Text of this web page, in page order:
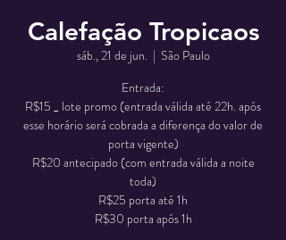
Calefação Tropicaos
sáb., 21 de jun.
  |
São Paulo
Entrada:
R$15 _ lote promo (entrada válida até 22h. após
esse horário será cobrada a diferença do valor de
porta vigente)
R$20 antecipado (com entrada válida a noite
toda)
R$25 porta até 1h
R$30 porta após 1h